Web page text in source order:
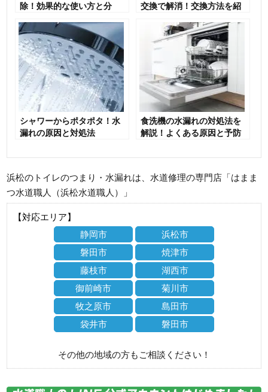
除！効果的な使い方と分
交換で解消！交換方法を紹
シャワーからポタポタ！水
漏れの原因と対処法
食洗機の水漏れの対処法を
解説！よくある原因と予防
浜松のトイレのつまり・水漏れは、水道修理の専門店「はまま
つ水道職人（浜松水道職人）」
【対応エリア】
静岡市
浜松市
磐田市
焼津市
藤枝市
湖西市
御前崎市
菊川市
牧之原市
島田市
袋井市
磐田市
その他の地域の方もご相談ください！